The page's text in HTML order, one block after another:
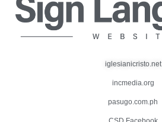
iglesianicristo.net
incmedia.org
pasugo.com.ph